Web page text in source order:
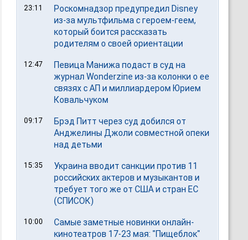
23:11
Роскомнадзор предупредил Disney
из-за мультфильма c героем-геем,
который боится рассказать
родителям о своей ориентации
12:47
Певица Манижа подаст в суд на
журнал Wonderzine из-за колонки о ее
связях с АП и миллиардером Юрием
Ковальчуком
09:17
Брэд Питт через суд добился от
Анджелины Джоли совместной опеки
над детьми
15:35
Украина вводит санкции против 11
российских актеров и музыкантов и
требует того же от США и стран ЕС
(СПИСОК)
10:00
Самые заметные новинки онлайн-
кинотеатров 17-23 мая: "Пищеблок"